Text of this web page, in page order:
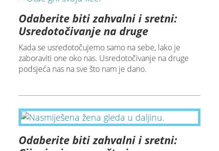
Odaberite biti zahvalni i sretni:
Usredotočivanje na druge
Kada se usredotočujemo samo na sebe, lako je
zaboraviti one oko nas. Usredotočivanje na druge
podsjeća nas na sve što nam je dano.
Odaberite biti zahvalni i sretni: